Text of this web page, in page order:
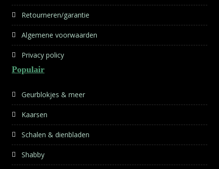
Retourneren/garantie
Algemene voorwaarden
Privacy policy
Populair
Geurblokjes & meer
Kaarsen
Schalen & dienbladen
Shabby